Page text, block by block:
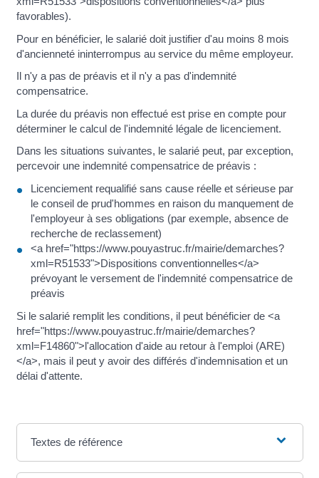
favorables).
Pour en bénéficier, le salarié doit justifier d'au moins 8 mois
d'ancienneté ininterrompus au service du même employeur.
Il n'y a pas de préavis et il n'y a pas d'indemnité
compensatrice.
La durée du préavis non effectué est prise en compte pour
déterminer le calcul de l'indemnité légale de licenciement.
Dans les situations suivantes, le salarié peut, par exception,
percevoir une indemnité compensatrice de préavis :
Licenciement requalifié sans cause réelle et sérieuse par
le conseil de prud'hommes en raison du manquement de
l'employeur à ses obligations (par exemple, absence de
recherche de reclassement)
<a href="https://www.pouyastruc.fr/mairie/demarches?
xml=R51533">Dispositions conventionnelles</a>
prévoyant le versement de l'indemnité compensatrice de
préavis
Si le salarié remplit les conditions, il peut bénéficier de <a
href="https://www.pouyastruc.fr/mairie/demarches?
xml=F14860">l'allocation d'aide au retour à l'emploi (ARE)
</a>, mais il peut y avoir des différés d'indemnisation et un
délai d'attente.
Textes de référence